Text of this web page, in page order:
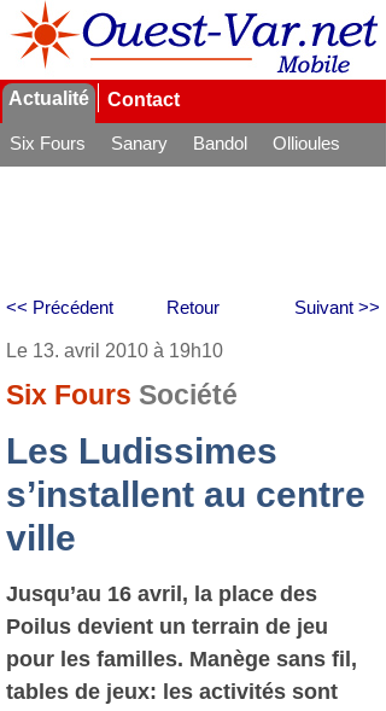
Actualité Contact
Six Fours Sanary Bandol
Ollioules
Retour
<< Précédent Suivant >>
Le 13. avril 2010 à 19h10
Six Fours Société
Les Ludissimes
s’installent au centre
ville
Jusqu’au 16 avril, la place des
Poilus devient un terrain de jeu
pour les familles. Manège sans fil,
tables de jeux: les activités sont